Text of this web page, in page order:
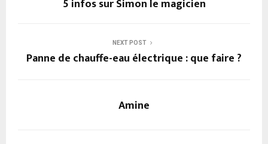
5 infos sur Simon le magicien
NEXT POST
Panne de chauffe-eau électrique : que faire ?
Amine